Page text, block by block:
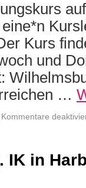
Kurs
und
…
Kommentare
IK in